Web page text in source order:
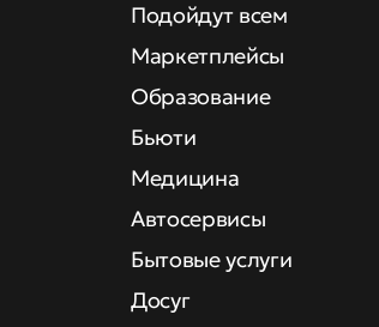
Подойдут всем
Маркетплейсы
Образование
Бьюти
Медицина
Автосервисы
Бытовые услуги
Досуг